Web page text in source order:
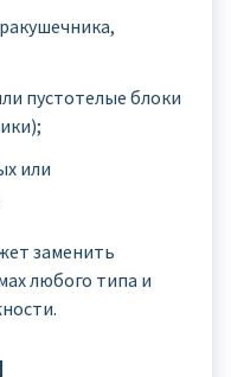
пустотелые блоки
или
заменить
любого типа и